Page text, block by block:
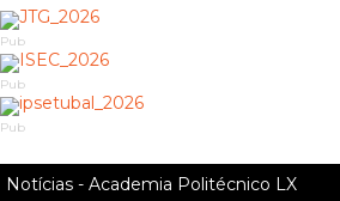
Pub
Pub
Pub
Notícias - Academia Politécnico LX